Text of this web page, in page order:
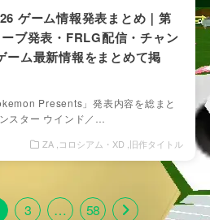
ゲーム情報発表まとめ｜第
ブ発表・FRLG配信・チャン
ーム最新情報をまとめて掲
Presents」発表内容を総まと
スター ウインド／…
ZA コロシアム・XD 旧作タイトル
3 … 58